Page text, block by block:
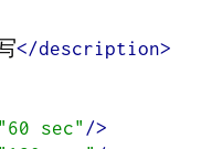
</description>
sec" />